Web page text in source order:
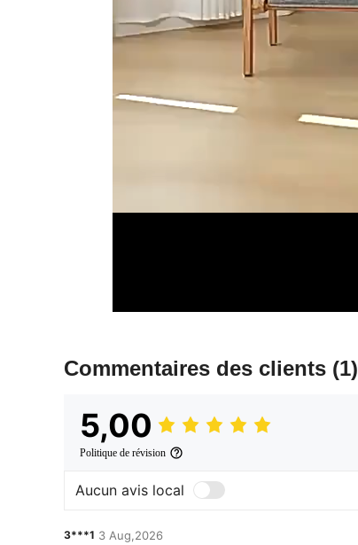
Commentaires des clients (1)
5,00
Politique de révision
Aucun avis local
3***1 3 Aug,2026